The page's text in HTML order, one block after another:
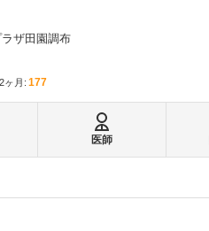
ザ田園調布
ヶ月: 177
医師